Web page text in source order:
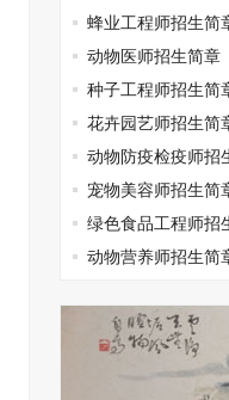
蜂业工程师招生简
动物医师招生简章
种子工程师招生简
花卉园艺师招生简
动物防疫检疫师招
宠物美容师招生简
绿色食品工程师招
动物营养师招生简